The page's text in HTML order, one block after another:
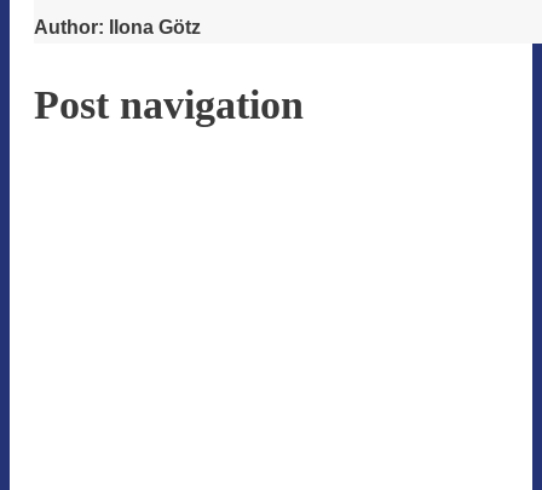
Author: Ilona Götz
Post navigation